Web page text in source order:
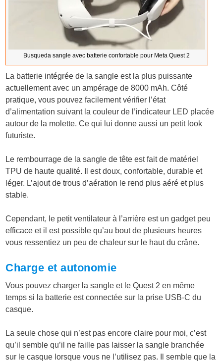
Busqueda sangle avec batterie confortable pour Meta Quest 2
La batterie intégrée de la sangle est la plus puissante
actuellement avec un ampérage de 8000 mAh. Côté
pratique, vous pouvez facilement vérifier l’état
d’alimentation suivant la couleur de l’indicateur LED placée
autour de la molette. Ce qui lui donne aussi un petit look
futuriste.
Le rembourrage de la sangle de tête est fait de matériel
TPU de haute qualité. Il est doux, confortable, durable et
léger. L’ajout de trous d’aération le rend plus aéré et plus
stable.
Cependant, le petit ventilateur à l’arrière est un gadget peu
efficace et il est possible qu’au bout de plusieurs heures
vous ressentiez un peu de chaleur sur le haut du crâne.
Charge et autonomie
Vous pouvez charger la sangle et le Quest 2 en même
temps si la batterie est connectée sur la prise USB-C du
casque.
La seule chose qui n’est pas encore claire pour moi, c’est
qu’il semble qu’il ne faille pas laisser la sangle branchée
sur le casque lorsque vous ne l’utilisez pas. Il semble que la